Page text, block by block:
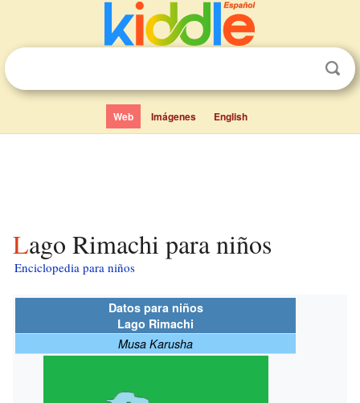
Web Imágenes English
Lago Rimachi para niños
Enciclopedia para niños
Datos para niños
Lago Rimachi
Musa Karusha